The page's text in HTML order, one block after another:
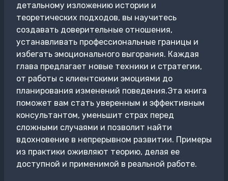
детальному изложению истории и
теоретических подходов, вы научитесь
создавать доверительные отношения,
устанавливать профессиональные границы и
избегать эмоционального выгорания. Каждая
глава предлагает новые техники и стратегии,
от работы с клиентскими эмоциями до
планирования изменений поведения.Эта книга
поможет вам стать уверенным и эффективным
консультантом, уменьшит страх перед
сложными случаями и позволит найти
вдохновение в непрерывном развитии. Примеры
из практики оживляют теорию, делая ее
доступной и применимой в реальной работе.